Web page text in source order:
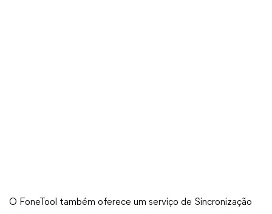
O FoneTool também oferece um serviço de Sincronização